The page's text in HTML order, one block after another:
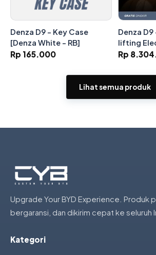
Denza D9 - Key Case
[Denza White - RB]
Rp 165.000
Denza
lifting
Rp
Lihat semua produk
Upgrade Your BYD Experience. Produk
bergaransi, dan dikirim cepat ke seluruh
Kategori